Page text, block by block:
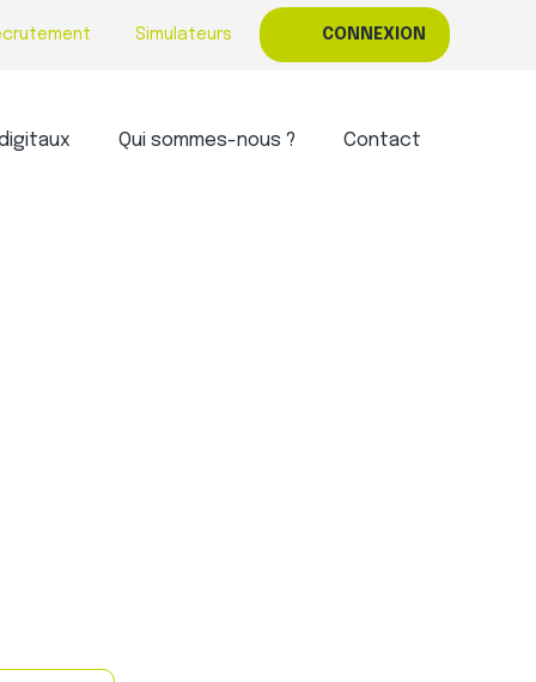
Simulateurs CONNEXION
Qui sommes-nous ? Contact